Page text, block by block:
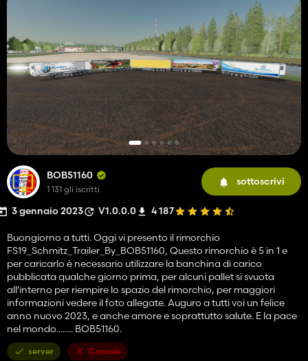
BOB51160
1 131 gli iscritti
sottoscrivi
3 gennaio 2023 V1.0.0.0 4 187
Buongiorno a tutti. Oggi vi presento il rimorchio
FS19_Schmitz_Trailer_By_BOB51160, Questo rimorchio è 5 in 1 e
per caricarlo è necessario utilizzare la banchina di carico
pubblicata qualche giorno prima, per alcuni pallet si svuota
all'interno per riempire lo spazio del rimorchio, per maggiori
informazioni vedere il foto allegate. Auguro a tutti voi un felice
anno nuovo 2023, e anche amore e soprattutto salute. E la pace
nel mondo........ BOB51160.
server Console